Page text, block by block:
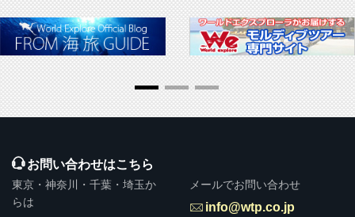
▶
お問い合わせはこちら
東京・神奈川・千葉・埼玉か
らは
メールでお問い合わせ
info@wtp.co.jp